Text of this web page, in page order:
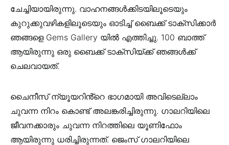
ചേച്ചിയായിരുന്നു. വാഹനങ്ങൾക്കിടയിലൂടെയും
കുറുക്കുവഴികളിലൂടെയും ഓടിച്ച് ബൈക്ക് ടാക്സിക്കാർ
ഞങ്ങളെ Gems Gallery യിൽ എത്തിച്ചു. 100 ബാത്ത്
ആയിരുന്നു ഒരു ബൈക്ക് ടാക്സിയ്ക്ക് ഞങ്ങൾക്ക്
ചെലവായത്.
ചൈനീസ് ന്യൂയറിൻ്റെ ഭാഗമായി അവിടെല്ലാം
ചുവന്ന നിറം കൊണ്ട് അലങ്കരിച്ചിരുന്നു. ഗാലറിയിലെ
ജീവനക്കാരും ചുവന്ന നിറത്തിലെ യൂണിഫോം
ആയിരുന്നു ധരിച്ചിരുന്നത്. ജെംസ് ഗാലറിയിലെ